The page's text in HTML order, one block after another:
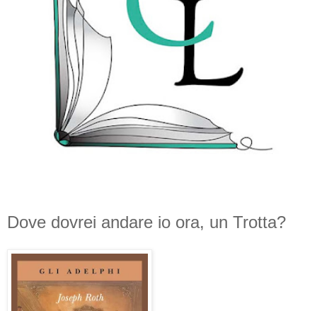
Dove dovrei andare io ora, un Trotta?